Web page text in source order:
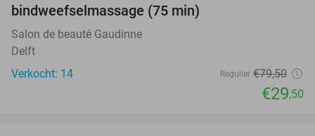
bindweefselmassage (75 min)
Salon de beauté Gaudinne
Delft
Verkocht: 14
Regulier €79,50
€29,50